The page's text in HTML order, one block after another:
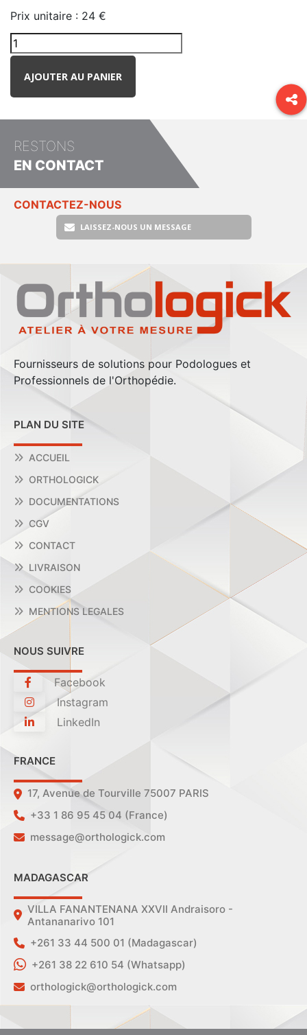
Prix unitaire : 24 €
AJOUTER AU PANIER
RESTONS
EN CONTACT
CONTACTEZ-NOUS
LAISSEZ-NOUS UN MESSAGE
Fournisseurs de solutions pour Podologues et
Professionnels de l'Orthopédie.
PLAN DU SITE
ACCUEIL
ORTHOLOGICK
DOCUMENTATIONS
CGV
CONTACT
LIVRAISON
COOKIES
MENTIONS LEGALES
NOUS SUIVRE
Facebook
Instagram
LinkedIn
FRANCE
17, Avenue de Tourville 75007 PARIS
+33 1 86 95 45 04 (France)
message@orthologick.com
MADAGASCAR
VILLA FANANTENANA XXVII Andraisoro -
Antananarivo 101
+261 33 44 500 01 (Madagascar)
+261 38 22 610 54 (Whatsapp)
orthologick@orthologick.com